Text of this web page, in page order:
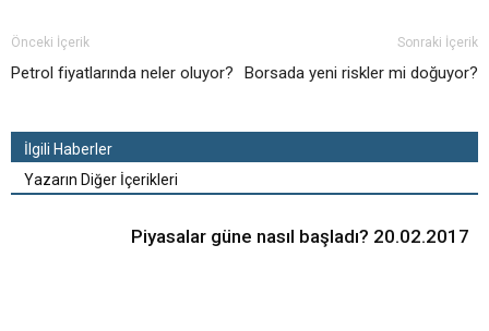
Önceki İçerik
Petrol fiyatlarında neler oluyor?
Sonraki İçerik
Borsada yeni riskler mi doğuyor?
İlgili Haberler
Yazarın Diğer İçerikleri
Piyasalar güne nasıl başladı? 20.02.2017